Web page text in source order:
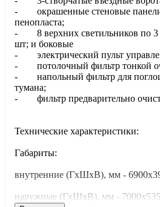
- окрашенные стеновые панели
пенопласта;
- 8 верхних светильников по 3
шт; и боковые
- электрический пульт
- потолочный фильтр тонкой
- напольный фильтр для
тумана;
- фильтр предварительно
Технические характеристики:
Габариты:
внутренние (ГхШхВ), мм -
наружные (ГхШхВ), мм -